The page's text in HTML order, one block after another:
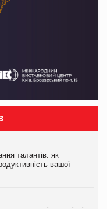
талантів: як
вашої